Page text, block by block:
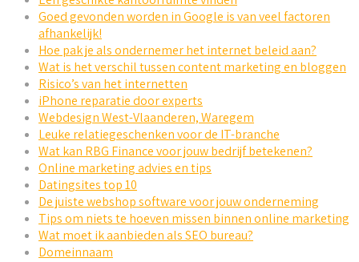
Goed gevonden worden in Google is van veel factoren
afhankelijk!
Hoe pak je als ondernemer het internet beleid aan?
Wat is het verschil tussen content marketing en bloggen
Risico’s van het internetten
iPhone reparatie door experts
Webdesign West-Vlaanderen, Waregem
Leuke relatiegeschenken voor de IT-branche
Wat kan RBG Finance voor jouw bedrijf betekenen?
Online marketing advies en tips
Datingsites top 10
De juiste webshop software voor jouw onderneming
Tips om niets te hoeven missen binnen online marketing
Wat moet ik aanbieden als SEO bureau?
Domeinnaam